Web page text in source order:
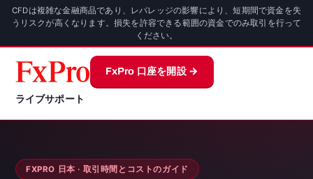
CFDは複雑な金融商品であり、レバレッジの影響により、短期間で資金を失
うリスクが高くなります。損失を許容できる範囲の資金でのみ取引を行って
ください。
ライブサポート
FxPro 口座を開設 →
FXPRO 日本 · 取引時間とコストのガイド